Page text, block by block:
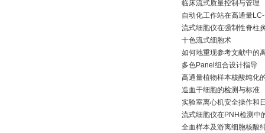
临床流式质量控制与管理
自动化工作站在高通量
流式细胞仪在强制性脊柱
十色流式细胞术
如何地重现参考文献中的
多色Panel组合设计指导
高通量植物样本核酸纯化
造血干细胞的检测与标准
实验室离心机安全操作和
流式细胞仪在PNH检测中
全血样本及游离细胞核酸